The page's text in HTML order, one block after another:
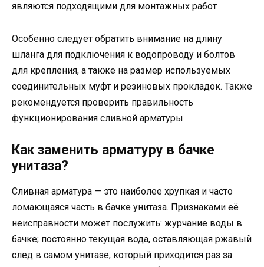
являются подходящими для монтажных работ
Особенно следует обратить внимание на длину
шланга для подключения к водопроводу и болтов
для крепления, а также на размер используемых
соединительных муфт и резиновых прокладок. Также
рекомендуется проверить правильность
функционирования сливной арматуры
Как заменить арматуру в бачке
унитаза?
Сливная арматура — это наиболее хрупкая и часто
ломающаяся часть в бачке унитаза. Признаками её
неисправности может послужить: журчание воды в
бачке; постоянно текущая вода, оставляющая ржавый
след в самом унитазе, который приходится раз за